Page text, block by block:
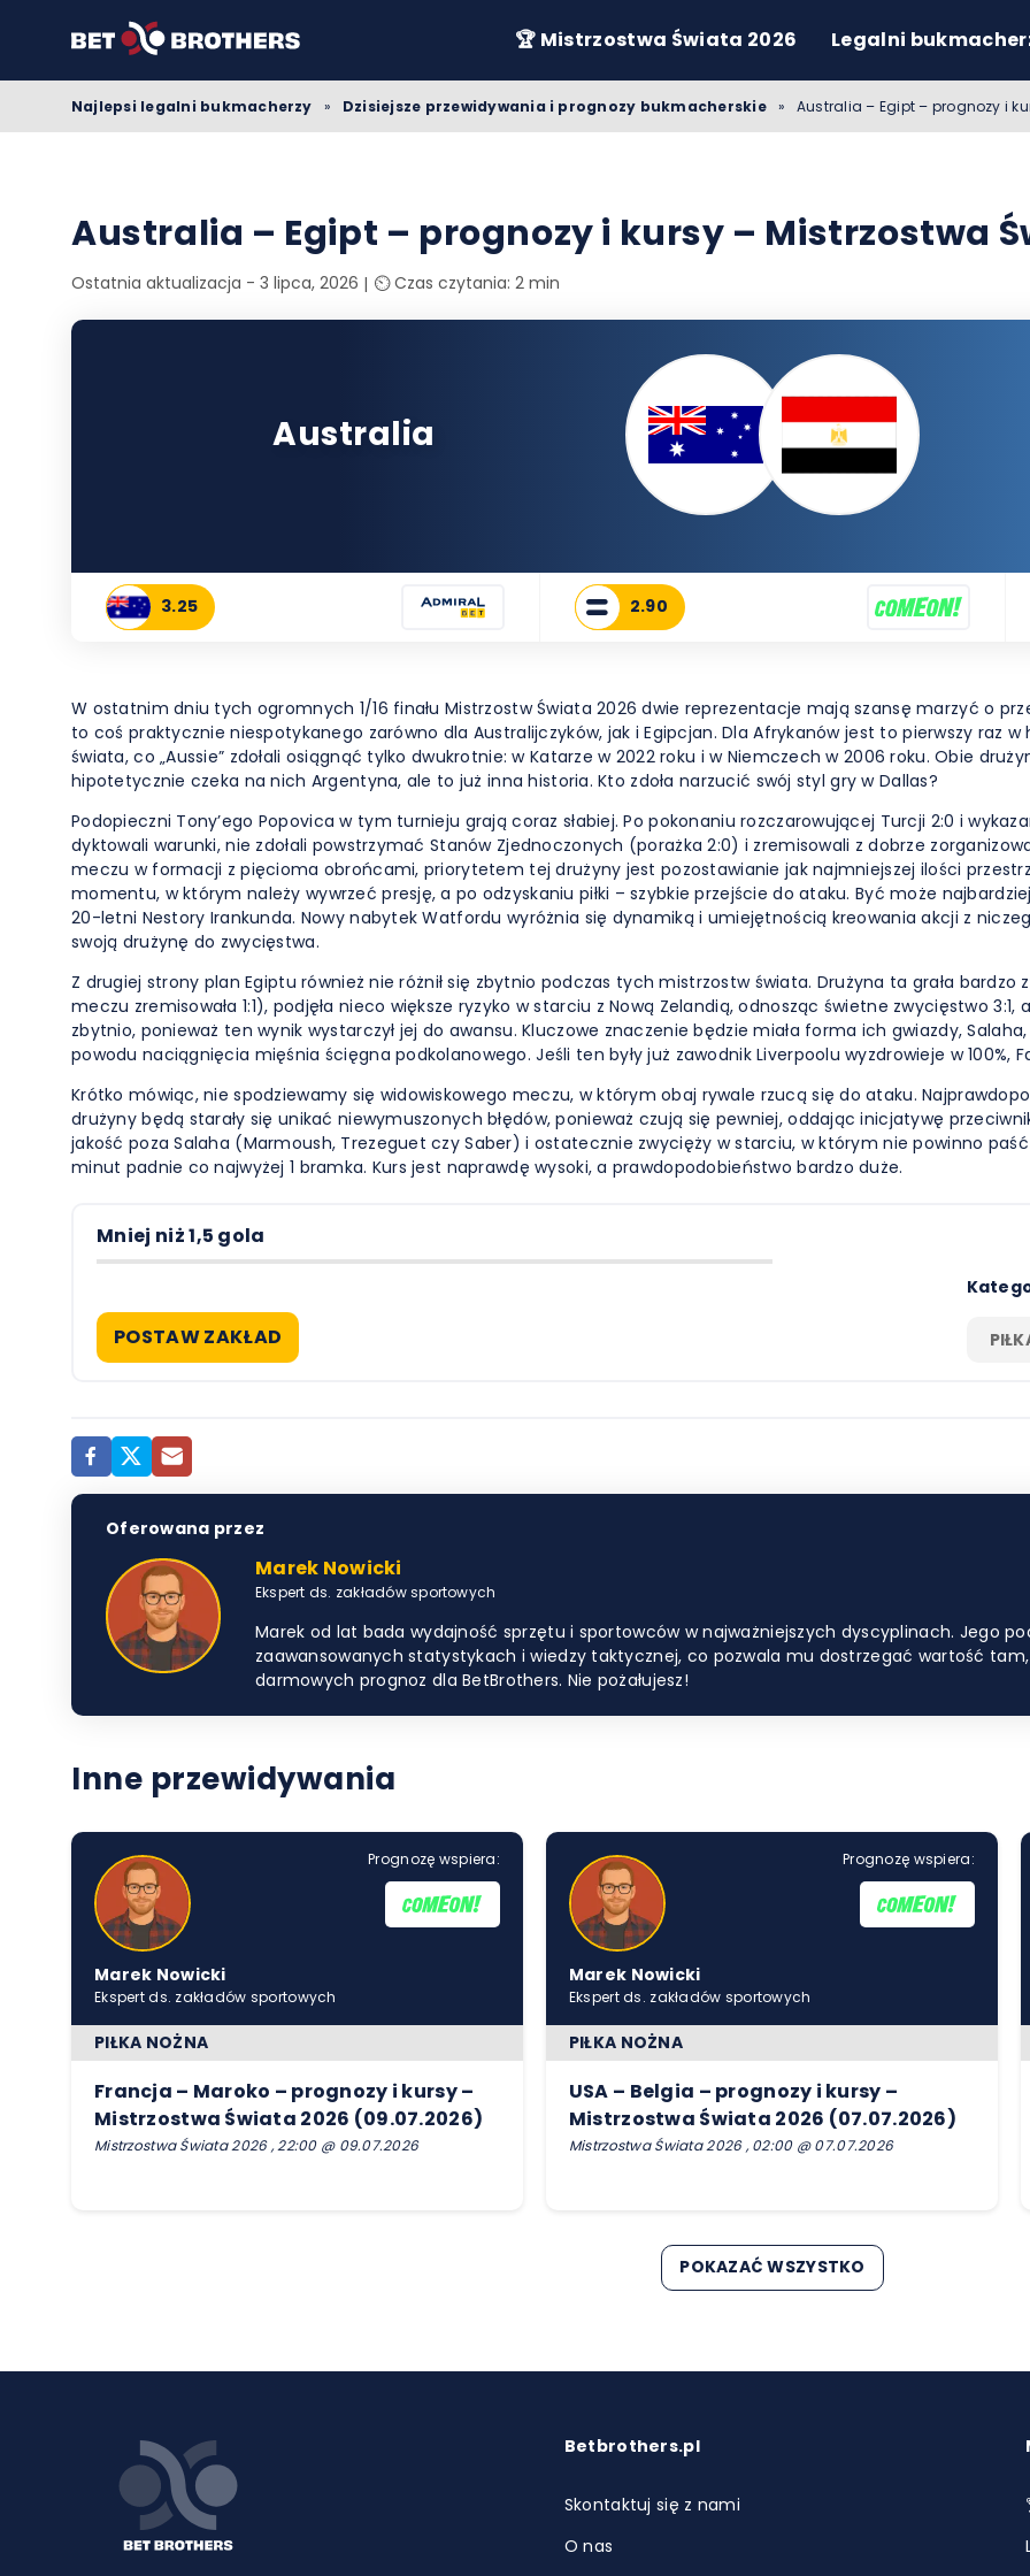
🏆 Mistrzostwa Świata 2026 Legalni
Najlepsi legalni bukmacherzy » Dzisiejsze przewidywania i prognozy bukmacherskie » Australia – Egipt – prognozy i
Australia – Egipt – prognozy i kursy – Mistrzostwa
Ostatnia aktualizacja - 3 lipca, 2026 ⏲️ Czas czytania: 2 min
Australia
3.25 2.90
W ostatnim dniu tych ogromnych 1/16 finału Mistrzostw Świata 2026 dwie reprezentacje mają szansę marzyć o
to coś praktycznie niespotykanego zarówno dla Australijczyków, jak i Egipcjan. Dla Afrykanów jest to pierwszy raz
świata, co „Aussie” zdołali osiągnąć tylko dwukrotnie: w Katarze w 2022 roku i w Niemczech w 2006 roku. Obie
hipotetycznie czeka na nich Argentyna, ale to już inna historia. Kto zdoła narzucić swój styl gry w Dallas?
Podopieczni Tony’ego Popovica w tym turnieju grają coraz słabiej. Po pokonaniu rozczarowującej Turcji 2:0 i
dyktowali warunki, nie zdołali powstrzymać Stanów Zjednoczonych (porażka 2:0) i zremisowali z dobrze
meczu w formacji z pięcioma obrońcami, priorytetem tej drużyny jest pozostawianie jak najmniejszej ilości
momentu, w którym należy wywrzeć presję, a po odzyskaniu piłki – szybkie przejście do ataku. Być może
20-letni Nestory Irankunda. Nowy nabytek Watfordu wyróżnia się dynamiką i umiejętnością kreowania akcji z
swoją drużynę do zwycięstwa.
Z drugiej strony plan Egiptu również nie różnił się zbytnio podczas tych mistrzostw świata. Drużyna ta grała
meczu zremisowała 1:1), podjęła nieco większe ryzyko w starciu z Nową Zelandią, odnosząc świetne zwycięstwo
zbytnio, ponieważ ten wynik wystarczył jej do awansu. Kluczowe znaczenie będzie miała forma ich gwiazdy,
powodu naciągnięcia mięśnia ścięgna podkolanowego. Jeśli ten były już zawodnik Liverpoolu wyzdrowieje w 100%,
Krótko mówiąc, nie spodziewamy się widowiskowego meczu, w którym obaj rywale rzucą się do ataku.
drużyny będą starały się unikać niewymuszonych błędów, ponieważ czują się pewniej, oddając inicjatywę
jakość poza Salaha (Marmoush, Trezeguet czy Saber) i ostatecznie zwycięży w starciu, w którym nie powinno
minut padnie co najwyżej 1 bramka. Kurs jest naprawdę wysoki, a prawdopodobieństwo bardzo duże.
Mniej niż 1,5 gola
POSTAW ZAKŁAD
Oferowana przez
Marek Nowicki
Ekspert ds. zakładów sportowych
Marek od lat bada wydajność sprzętu i sportowców w najważniejszych dyscyplinach. Jego
zaawansowanych statystykach i wiedzy taktycznej, co pozwala mu dostrzegać wartość tam,
darmowych prognoz dla BetBrothers. Nie pożałujesz!
Inne przewidywania
Prognozę wspiera:
Marek Nowicki
Ekspert ds. zakładów sportowych
PIŁKA NOŻNA
Francja – Maroko – prognozy i kursy –
Mistrzostwa Świata 2026 (09.07.2026)
Mistrzostwa Świata 2026 , 22:00 @ 09.07.2026
Prognozę wspiera:
Marek Nowicki
Ekspert ds. zakładów sportowych
PIŁKA NOŻNA
USA – Belgia – prognozy i kursy –
Mistrzostwa Świata 2026 (07.07.2026)
Mistrzostwa Świata 2026 , 02:00 @ 07.07.2026
POKAZAĆ WSZYSTKO
Betbrothers.pl
Skontaktuj się z nami
O nas